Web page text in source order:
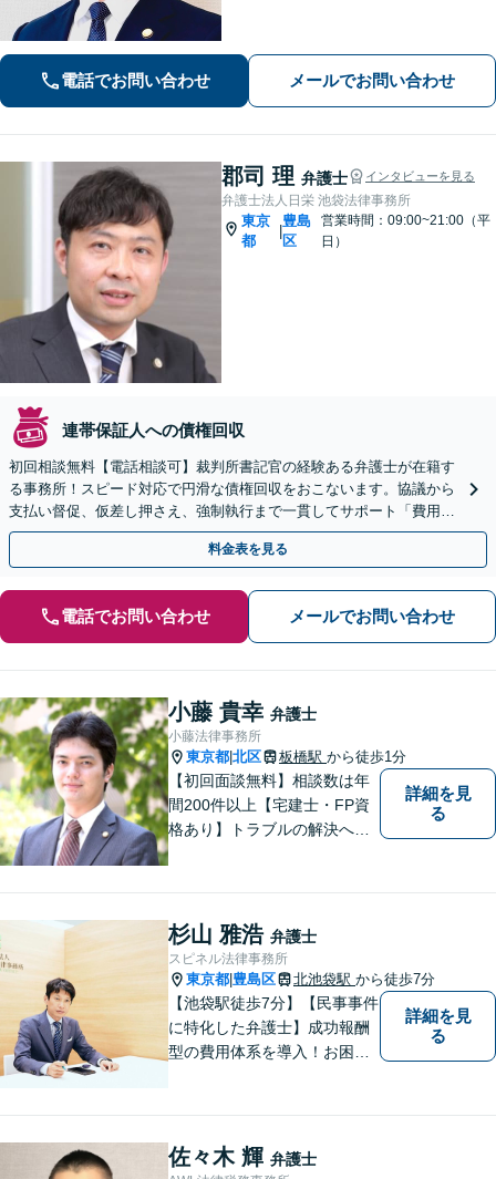
民事から刑事事件まで幅広く支援【完
電話でお問い合わせ メールでお問い合わせ
郡司 理 弁護士 インタビューを見る
弁護士法人日栄 池袋法律事務所
東京
都
|
豊島
区
営業時間：09:00~21:00（平
日）
連帯保証人への債権回収
初回相談無料【電話相談可】裁判所書記官の経験ある弁護士が在籍す
る事務所！スピード対応で円滑な債権回収をおこないます。協議から
支払い督促、仮差し押さえ、強制執行まで一貫してサポート「費用や
見通しを説明するのでまずは気軽にご相談ください」
料金表を見る
電話でお問い合わせ メールでお問い合わせ
小藤 貴幸 弁護士
小藤法律事務所
東京都 北区 板橋駅 から徒歩1分
【初回面談無料】相談数は年
間200件以上【宅建士・FP資
格あり】トラブルの解決へは
続・離婚・企業法務はお任せ
ください。【板橋駅徒歩1分】
詳細を見
る
杉山 雅浩 弁護士
スピネル法律事務所
東京都 豊島区 北池袋駅 から徒歩7分
【池袋駅徒歩7分】【民事事件
に特化した弁護士】成功報酬
型の費用体系を導入！お困り
で広く取り扱い、幅広い分野
で実績あり！【完全個室対
詳細を見
る
佐々木 輝 弁護士